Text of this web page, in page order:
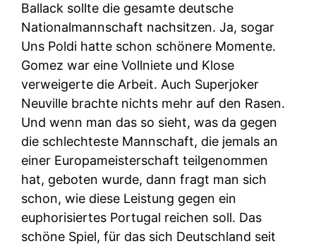
Ballack sollte die gesamte deutsche
Nationalmannschaft nachsitzen. Ja, sogar
Uns Poldi hatte schon schönere Momente.
Gomez war eine Vollniete und Klose
verweigerte die Arbeit. Auch Superjoker
Neuville brachte nichts mehr auf den Rasen.
Und wenn man das so sieht, was da gegen
die schlechteste Mannschaft, die jemals an
einer Europameisterschaft teilgenommen
hat, geboten wurde, dann fragt man sich
schon, wie diese Leistung gegen ein
euphorisiertes Portugal reichen soll. Das
schöne Spiel, für das sich Deutschland seit